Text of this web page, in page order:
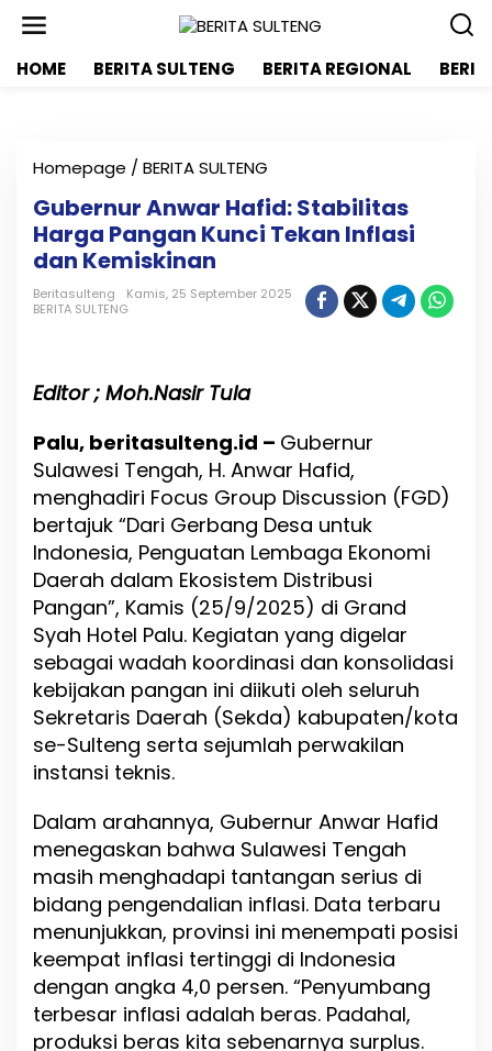
HOME BERITA SULTENG BERITA REGIONAL
Homepage / BERITA SULTENG
b
e
u
H
f
i
d
S
t
a
b
i
l
i
t
a
s
r
g
a
P
a
n
g
a
n
u
n
Gubernur Anwar Hafid: Stabilitas
Harga Pangan Kunci Tekan Inflasi
dan Kemiskinan
Beritasulteng
Kamis, 25 September 2025
BERITA SULTENG
Editor ; Moh.Nasir Tula
Palu, beritasulteng.id – Gubernur
Sulawesi Tengah, H. Anwar Hafid,
menghadiri Focus Group Discussion (FGD)
bertajuk “Dari Gerbang Desa untuk
Indonesia, Penguatan Lembaga Ekonomi
Daerah dalam Ekosistem Distribusi
Pangan”, Kamis (25/9/2025) di Grand
Syah Hotel Palu. Kegiatan yang digelar
sebagai wadah koordinasi dan konsolidasi
kebijakan pangan ini diikuti oleh seluruh
Sekretaris Daerah (Sekda) kabupaten/kota
se-Sulteng serta sejumlah perwakilan
instansi teknis.
Dalam arahannya, Gubernur Anwar Hafid
menegaskan bahwa Sulawesi Tengah
masih menghadapi tantangan serius di
bidang pengendalian inflasi. Data terbaru
menunjukkan, provinsi ini menempati posisi
keempat inflasi tertinggi di Indonesia
dengan angka 4,0 persen. “Penyumbang
terbesar inflasi adalah beras. Padahal,
produksi beras kita sebenarnya surplus.